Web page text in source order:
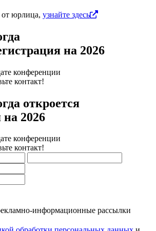
от юрлица, узнайте здесь
на 2026
конференции
контакт!
откроется
на 2026
конференции
контакт!
информационные рассылки